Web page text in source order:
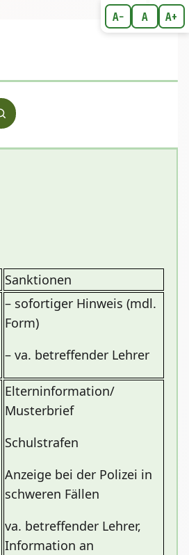
A− A A+
Sanktionen
– sofortiger Hinweis (mdl.
Form)
– va. betreffender Lehrer
Elterninformation/
Musterbrief
Schulstrafen
Anzeige bei der Polizei in
schweren Fällen
va. betreffender Lehrer,
Information an